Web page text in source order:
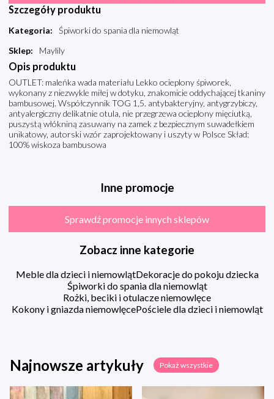
Szczegóły produktu
Kategoria:
Śpiworki do spania dla niemowląt
Sklep: Maylily
Opis produktu
OUTLET: maleńka wada materiału Lekko ocieplony śpiworek,
wykonany z niezwykle miłej w dotyku, znakomicie oddychającej tkaniny
bambusowej. Współczynnik TOG 1,5. antybakteryjny, antygrzybiczy,
antyalergiczny delikatnie otula, nie przegrzewa ocieplony mięciutką,
puszystą włókniną zasuwany na zamek z bezpiecznym suwadełkiem
unikatowy, autorski wzór zaprojektowany i uszyty w Polsce Skład:
100% wiskoza bambusowa
Inne promocje
Sprawdź promocje innych sklepów
Zobacz inne kategorie
Meble dla dzieci i niemowlątDekoracje do pokoju dziecka
Śpiworki do spania dla niemowląt
Rożki, beciki i otulacze niemowlęce
Kokony i gniazda niemowlęcePościele dla dzieci i niemowląt
Najnowsze artykuły Pokaż wszystkie